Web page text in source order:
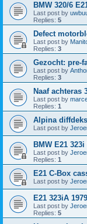
BMW 320/6
Last post by
Replies: 5
Defect
Last post by
Replies: 3
Gezocht: pre-
Last post by
Replies: 3
Naaf achteras
Last post by
Replies: 1
Alpina
Last post by
BMW E21
Last post by
Replies: 1
E21 C-Box
Last post by
E21 323iA
Last post by
Replies: 5